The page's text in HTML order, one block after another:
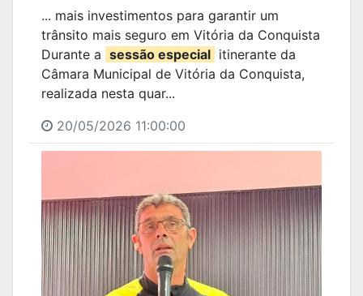
... mais investimentos para garantir um
trânsito mais seguro em Vitória da Conquista
Durante a sessão especial itinerante da
Câmara Municipal de Vitória da Conquista,
realizada nesta quar...
20/05/2026 11:00:00